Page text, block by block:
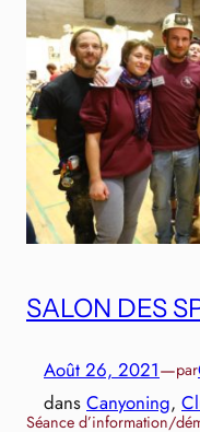
SALON DES
Août 26, 2021—par
dans Canyoning,
Séance d’information/